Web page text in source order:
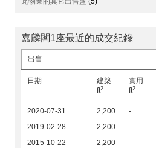
嘉麟閣1座最近的成交紀錄
出售
日期
建築
ft2
實用
ft2
2020-07-31 2,200 -
2019-02-28
2,200 -
2015-10-22
2,200 -